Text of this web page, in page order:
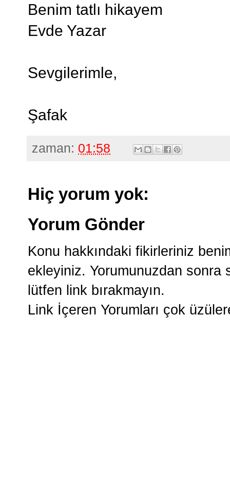
Benim tatlı hikayem
Evde Yazar
Sevgilerimle,
Şafak
zaman: 01:58
Hiç yorum yok:
Yorum Gönder
Konu hakkındaki fikirleriniz
ekleyiniz. Yorumunuzdan
lütfen link bırakmayın.
Link İçeren Yorumları çok